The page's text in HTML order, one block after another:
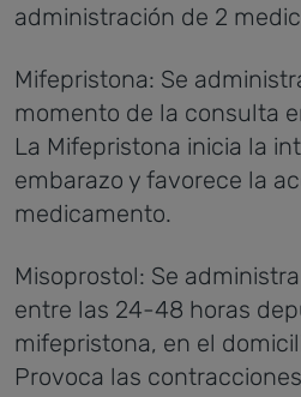
administración de 2
Mifepristona: Se
momento de la consulta
La Mifepristona inicia la
embarazo y favorece la
medicamento.
Misoprostol: Se
entre las 24-48 horas
mifepristona, en el
Provoca las